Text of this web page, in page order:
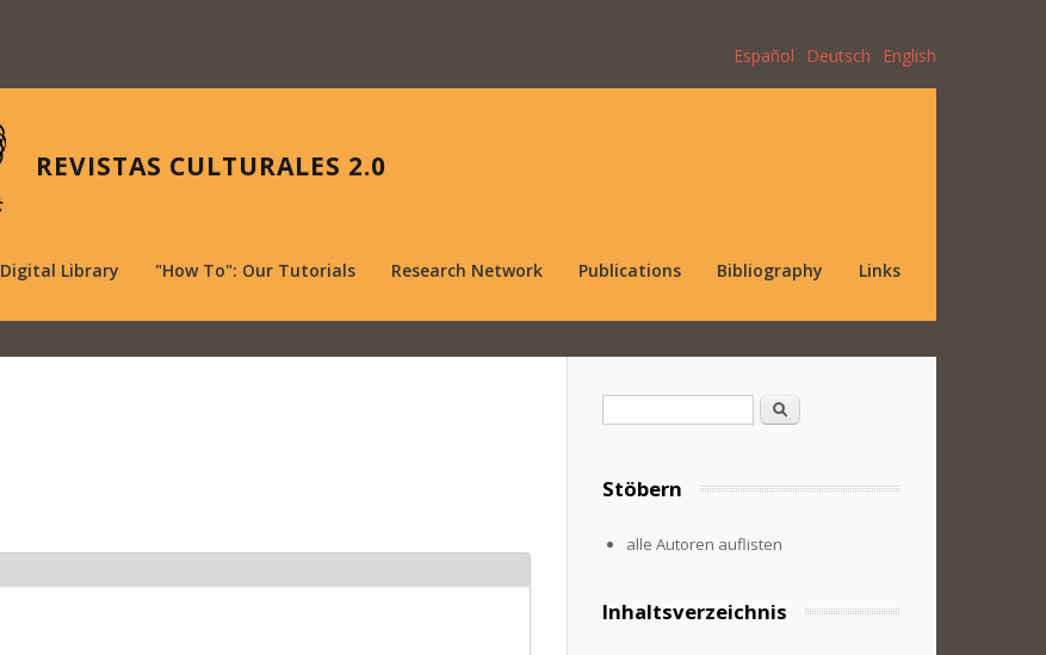
Español Deutsch English
REVISTAS CULTURALES 2.0
Digital Library "How To": Our Tutorials Research Network Publications Bibliography Links
Search
Stöbern
alle Autoren auflisten
Inhaltsverzeichnis